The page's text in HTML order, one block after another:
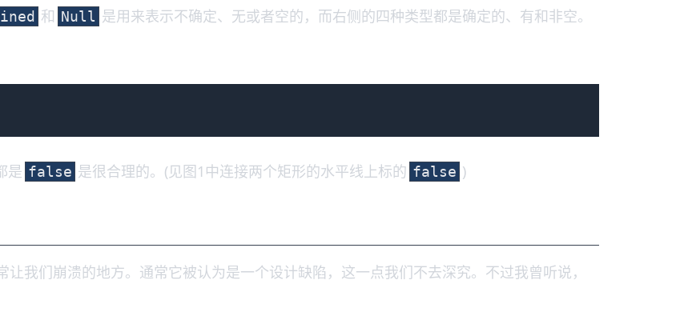
和 Null 是用来表示不确定、无或者空的，而右侧的四种类型都是确定的、有和非空。
是 false 是很合理的。(见图1中连接两个矩形的水平线上标的 false )
让我们崩溃的地方。通常它被认为是一个设计缺陷，这一点我们不去深究。不过我曾听说，